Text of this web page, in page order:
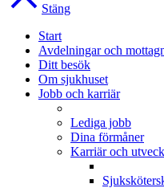
Stäng
Start
Avdelningar och
Ditt besök
Om sjukhuset
Jobb och karriär
Lediga jobb
Dina förmåner
Karriär och